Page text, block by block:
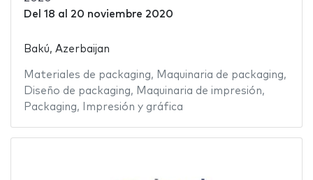
Del 18 al 20 noviembre 2020
Bakú, Azerbaijan
Materiales de packaging, Maquinaria de packaging,
Diseño de packaging, Maquinaria de impresión,
Packaging, Impresión y gráfica